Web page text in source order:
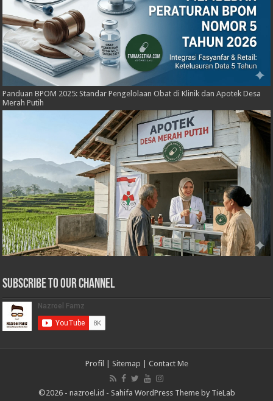
Panduan BPOM 2025: Standar Pengelolaan Obat di Klinik dan Apotek Desa
Merah Putih
Subscribe to our Channel
Profil Sitemap Contact Me
©2026 - nazroel.id - Sahifa WordPress Theme by TieLab